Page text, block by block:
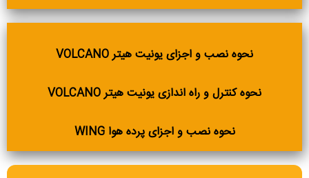
نحوه نصب و اجزای یونیت هیتر VOLCANO
نحوه کنترل و راه اندازی یونیت هیتر VOLCANO
نحوه نصب و اجزای پرده هوا WING